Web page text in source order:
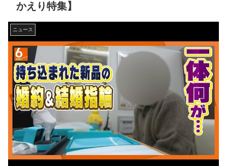
かえり特集】
ニュース